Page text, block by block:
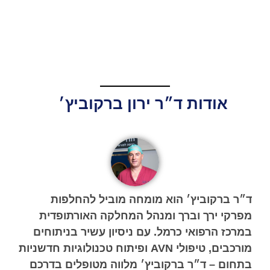
אודות ד״ר ירון ברקוביץ׳
ד״ר ברקוביץ׳ הוא מומחה מוביל להחלפות
מפרקי ירך וברך ומנהל המחלקה האורתופדית
במרכז הרפואי כרמל. עם ניסיון עשיר בניתוחים
מורכבים, טיפולי AVN ופיתוח טכנולוגיות חדשניות
בתחום – ד״ר ברקוביץ׳ מלווה מטופלים בדרכם